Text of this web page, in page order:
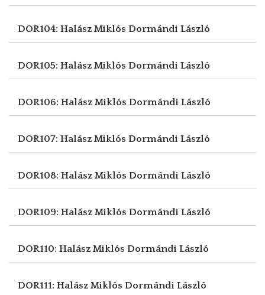
DOR104: Halász Miklós Dormándi László
DOR105: Halász Miklós Dormándi László
DOR106: Halász Miklós Dormándi László
DOR107: Halász Miklós Dormándi László
DOR108: Halász Miklós Dormándi László
DOR109: Halász Miklós Dormándi László
DOR110: Halász Miklós Dormándi László
DOR111: Halász Miklós Dormándi László